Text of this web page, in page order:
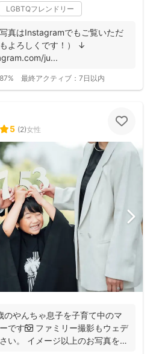
LGBTQフレンドリー
真はInstagramでもご覧いただ
よろしくです！） ↓
ju...
87% 最終アクティブ： 7日以内
5 (2)女性
のやんちゃ息子を子育て中のマ
です📷 ファミリー撮影もウェデ
い。 イメージ以上のお写真をお